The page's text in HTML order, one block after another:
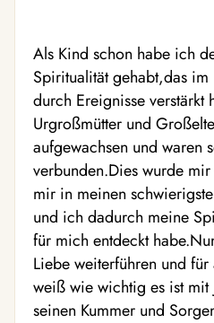
Als Kind schon habe ich
Spiritualität gehabt,das im
durch Ereignisse verstärkt
Urgroßmütter und
aufgewachsen und waren
verbunden.Dies wurde
mir in meinen
und ich dadurch meine
für mich entdeckt
Liebe weiterführen und
weiß wie wichtig es ist
seinen Kummer und